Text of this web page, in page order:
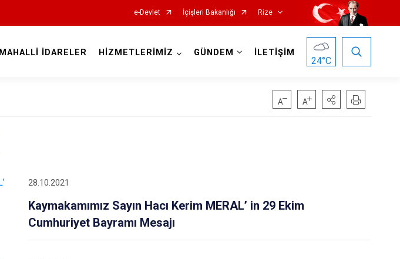
e-Devlet İçişleri Bakanlığı Rize
Çamlıhemşin
MAHALLİ İDARELER HİZMETLERİMİZ GÜNDEM İLETİŞİM
24°C
28.10.2021
Kaymakamımız Sayın Hacı Kerim MERAL’ in 29 Ekim
Cumhuriyet Bayramı Mesajı